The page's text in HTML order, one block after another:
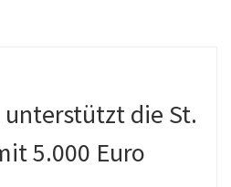
unterstützt die St.
5.000 Euro